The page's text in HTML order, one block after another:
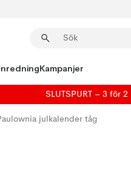
Kampanjer
SLUTSPURT – 3 för
julkalender tåg